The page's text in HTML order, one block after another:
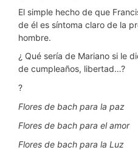
El simple hecho de que
de él es síntoma claro de la
hombre.
¿ Qué sería de Mariano si le
de cumpleaños, libertad…?
?
Flores de bach para la paz
Flores de bach para el amor
Flores de bach para la Luz